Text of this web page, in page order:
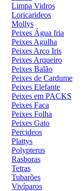
Limpa Vidros
Loricarideos
Mollys
Peixes Água fria
Peixes Agulha
Peixes Arco Iris
Peixes Arqueiro
Peixes Balão
Peixes de Cardume
Peixes Elefante
Peixes em PACKS
Peixes Faca
Peixes Folha
Peixes Gato
Percideos
Plattys
Polypterus
Rasboras
Tetras
Tubarões
Vivíparos